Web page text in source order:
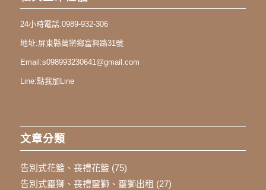
24小時電話:0989-932-306
地址:屏東縣萬巒鄉富興路31號
Email:s098993230641@gmail.com
Line:點我加Line
文章分類
告別式花籃、喪禮花籃(75)
告別式靈獅、喪禮靈獅、靈獅出租 (27)